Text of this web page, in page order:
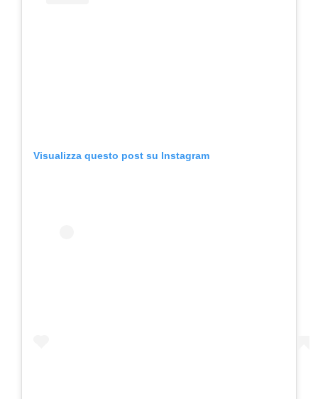
Visualizza questo post su Instagram